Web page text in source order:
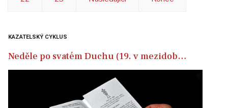
KAZATELSKÝ CYKLUS
Neděle po svatém Duchu (19. v mezidob…